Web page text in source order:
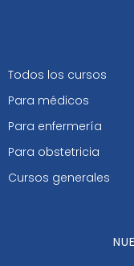
Todos los cursos
Para médicos
Para enfermería
Para obstetricia
Cursos generales